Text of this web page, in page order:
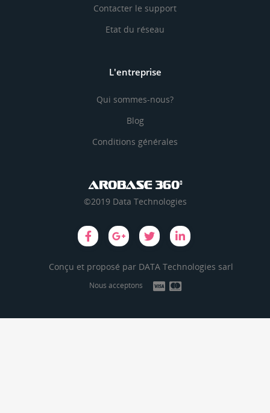
Contacter le support
Etat du réseau
L'entreprise
Qui sommes-nous?
Blog
Conditions générales
©2019 Data Technologies
Conçu et proposé par DATA Technologies sarl
Nous acceptons